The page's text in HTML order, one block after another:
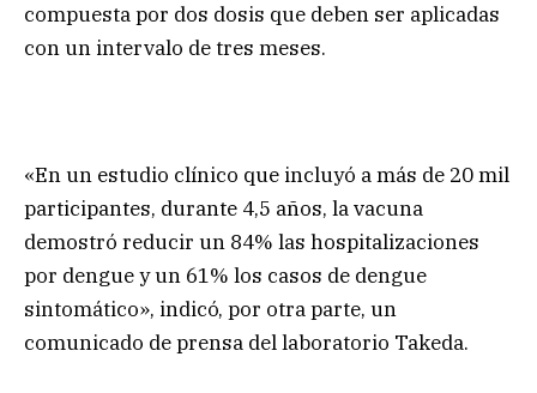
compuesta por dos dosis que deben ser aplicadas
con un intervalo de tres meses.
«En un estudio clínico que incluyó a más de 20 mil
participantes, durante 4,5 años, la vacuna
demostró reducir un 84% las hospitalizaciones
por dengue y un 61% los casos de dengue
sintomático», indicó, por otra parte, un
comunicado de prensa del laboratorio Takeda.